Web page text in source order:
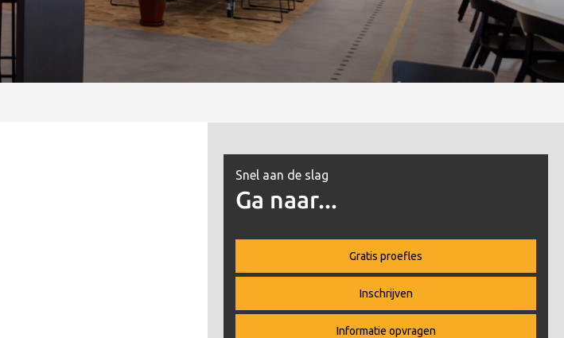
Snel aan de slag
Ga naar...
Gratis proefles
Inschrijven
Informatie opvragen